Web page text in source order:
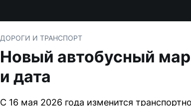
ДОРОГИ И ТРАНСПОРТ
Новый автобусный
и дата
С 16 мая 2026 года изменится